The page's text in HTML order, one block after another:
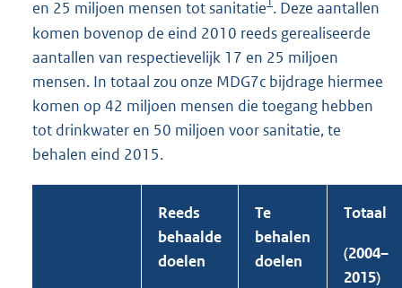
en 25 miljoen mensen tot sanitatie . Deze aantallen
komen bovenop de eind 2010 reeds gerealiseerde
aantallen van respectievelijk 17 en 25 miljoen
mensen. In totaal zou onze MDG7c bijdrage hiermee
komen op 42 miljoen mensen die toegang hebben
tot drinkwater en 50 miljoen voor sanitatie, te
behalen eind 2015.
Reeds
behaalde
doelen
Te
behalen
doelen
Totaal
(2004–
2015)